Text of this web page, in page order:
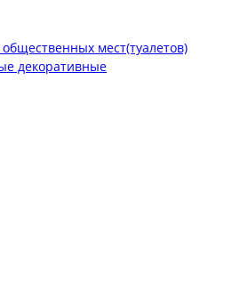
мест(туалетов)
декоративные